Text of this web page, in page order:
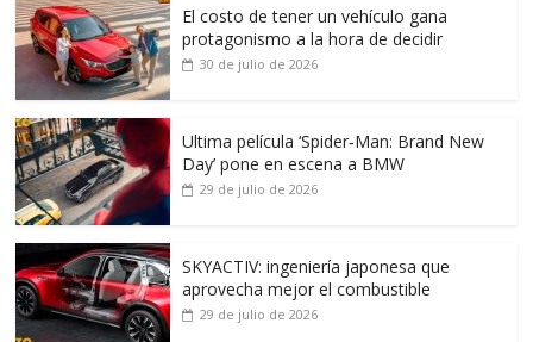
El costo de tener un vehículo gana
protagonismo a la hora de decidir
30 de julio de 2026
Ultima película ‘Spider‑Man: Brand New
Day’ pone en escena a BMW
29 de julio de 2026
SKYACTIV: ingeniería japonesa que
aprovecha mejor el combustible
29 de julio de 2026